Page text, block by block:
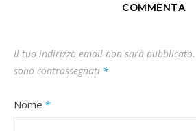
COMMENTA
Il tuo indirizzo email non sarà pubblicato.
sono contrassegnati *
Nome *